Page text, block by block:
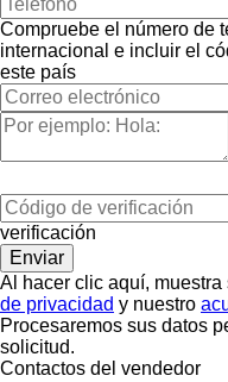
Compruebe el número de
internacional e incluir el
este país
verificación
Al hacer clic aquí,
de privacidad y nuestro
Procesaremos sus datos
solicitud.
Contactos del vendedor